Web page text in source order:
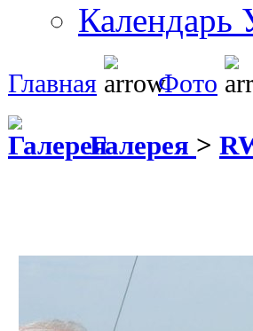
Календарь
Главная Фото
Галерея >